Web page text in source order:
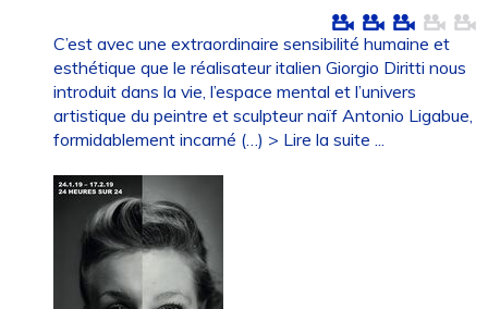
C’est avec une extraordinaire sensibilité humaine et
esthétique que le réalisateur italien Giorgio Diritti nous
introduit dans la vie, l’espace mental et l’univers
artistique du peintre et sculpteur naïf Antonio Ligabue,
formidablement incarné (…) > Lire la suite ...